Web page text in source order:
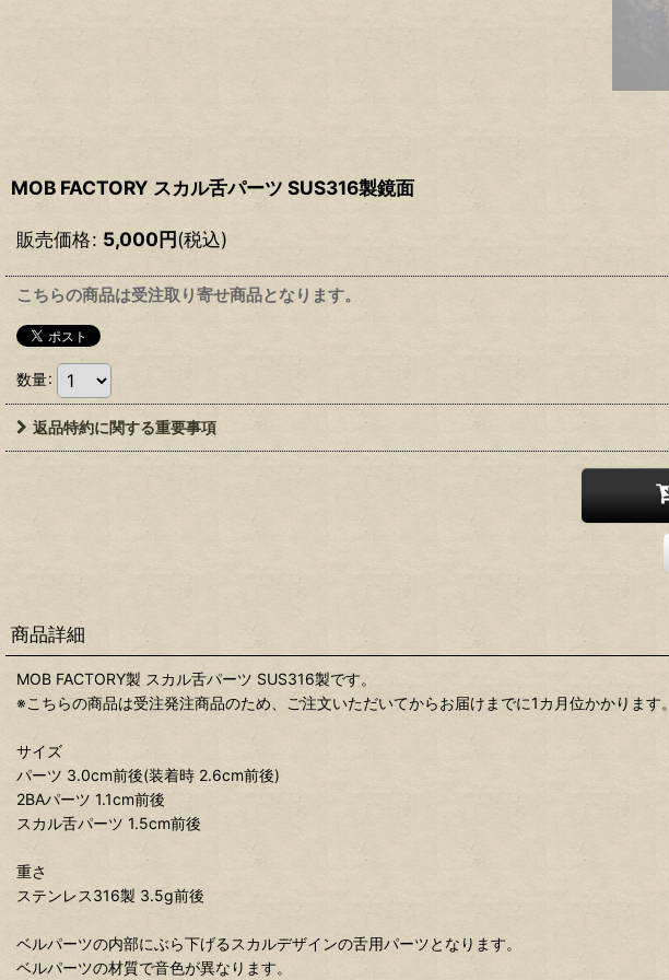
MOB FACTORY スカル舌パーツ SUS316製鏡面
販売価格: 5,000円(税込)
こちらの商品は受注取り寄せ商品となります。
数量:
返品特約に関する重要事項
商品詳細
MOB FACTORY製 スカル舌パーツ SUS316製です。
※こちらの商品は受注発注商品のため、ご注文いただいてからお届けまでに1カ月位かかります。
サイズ
パーツ 3.0cm前後(装着時 2.6cm前後)
2BAパーツ 1.1cm前後
スカル舌パーツ 1.5cm前後
重さ
ステンレス316製 3.5g前後
ベルパーツの内部にぶら下げるスカルデザインの舌用パーツとなります。
ベルパーツの材質で音色が異なります。